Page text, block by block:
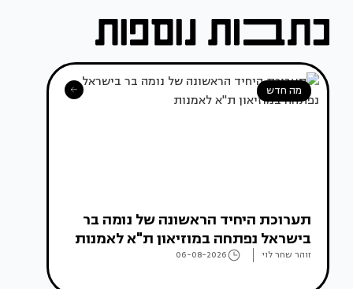
מה חדש
תערוכת היחיד הראשונה של נומה בר
בישראל נפתחה במוזיאון ת"א לאמנות
זוהר שחר לוי 06-08-2026